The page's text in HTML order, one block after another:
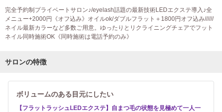
完全予約制プライベートサロン♪/eyelash話題の最新技術LEDエクステ導入♪全
メニュー+2000円《オフ込み》オイルok/ダブルフラット＋1800円オフ込み//////
ネイル最新カラーなど多数ご用意。ゆったりとリクライニングチェアでフット
ネイル同時施術OK《同時施術は電話予約のみ》
サロンの特徴
ボリュームのある目元にしたい
【フラットラッシュLEDエクステ】自まつ毛の状態を見極めて一人一